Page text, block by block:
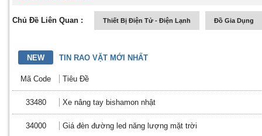
Chủ Đề Liên Quan : Thiết Bị Điện Tử - Điện Lạnh Đồ Gia Dụng
NEW TIN RAO VẶT MỚI NHẤT
Mã Code Tiêu Đề
33480 Xe nâng tay bishamon nhật
34000 Giá đèn đường led năng lượng mặt trời